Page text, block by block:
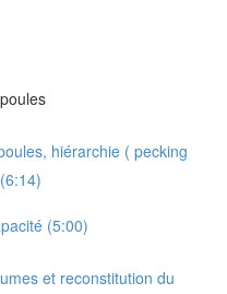
hiérarchie ( pecking
(5:00)
et reconstitution du